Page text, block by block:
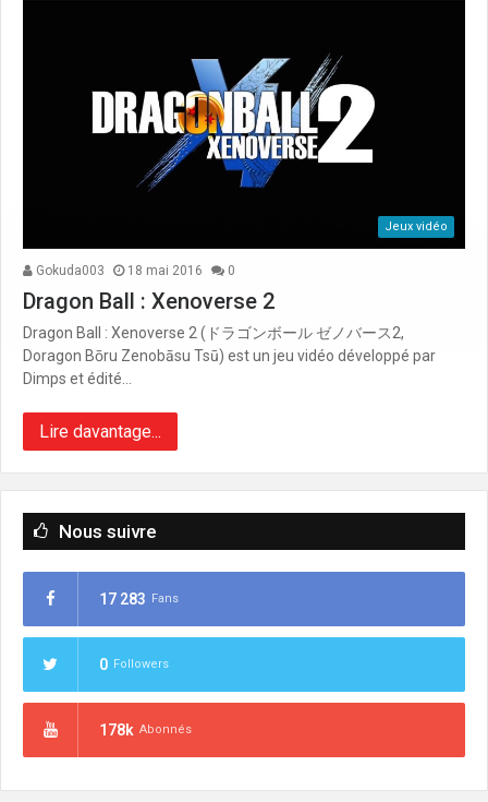
Jeux vidéo
Gokuda003 18 mai 2016 0
Dragon Ball : Xenoverse 2
Dragon Ball : Xenoverse 2 (ドラゴンボール ゼノバース2,
Doragon Bōru Zenobāsu Tsū) est un jeu vidéo développé par
Dimps et édité…
Lire davantage...
Nous suivre
17 283 Fans
0 Followers
178k Abonnés